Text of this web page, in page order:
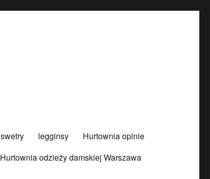
swetry legginsy
Hurtownia opinie
Hurtownia odzieży damskiej Warszawa